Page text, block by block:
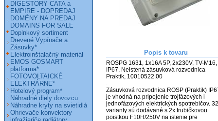
Popis k tovaru
ROSPG 1631, 1x16A 5P, 2x230V, TV-M16,
IP67, Neistená zásuvková rozvodnica
Praktik, 10010522.00
.
Zásuvková rozvodnica ROSP (Praktik)
je vhodná na pripojenie trojfázových i
jednofázových elektrických spotrebičov.
varianty sú dodávané s 2x trubičkovou
poistkou F10H/250V na istenie pre
DIGESTORY CATA a
EMPIRE - DOPREDAJ
DOMÉNY NA PREDAJ
DOMAINS FOR SALE
Doplnkový sortiment
Drevené Vypínače a
Zásuvky*
Elektroinštalačný materiál
EMOS GOSMART
platforma*
FOTOVOLTAICKÉ
ELEKTRÁRNE*
Hotelový program*
Náhradné diely dovozcu
Náhradne kryty na svietidlá
Ohrievače konvektory